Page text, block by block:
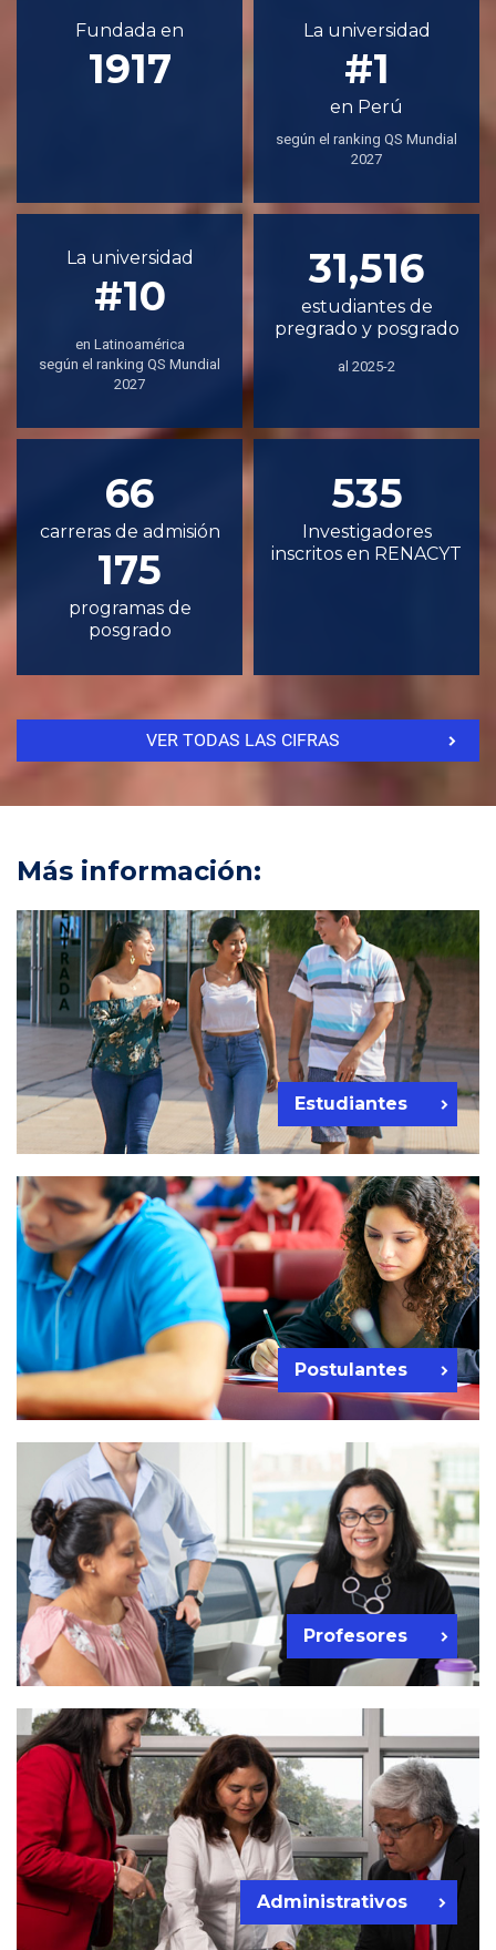
Fundada en
1917
La universidad
#1
en Perú
según el ranking QS Mundial
2027
La universidad
#10
en Latinoamérica
según el ranking QS Mundial
2027
31,516
estudiantes de
pregrado y posgrado
al 2025-2
66
carreras de admisión
175
programas de
posgrado
535
Investigadores
inscritos en RENACYT
VER TODAS LAS CIFRAS
Más información:
Estudiantes
Postulantes
Profesores
Administrativos